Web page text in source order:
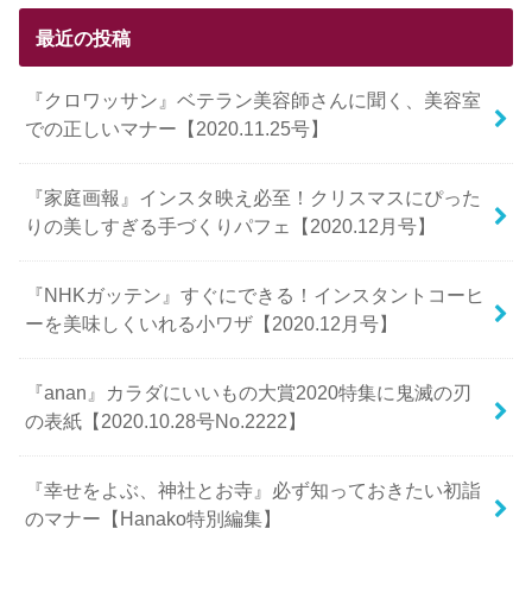
最近の投稿
『クロワッサン』ベテラン美容師さんに聞く、美容室
での正しいマナー【2020.11.25号】
『家庭画報』インスタ映え必至！クリスマスにぴった
りの美しすぎる手づくりパフェ【2020.12月号】
『NHKガッテン』すぐにできる！インスタントコーヒ
ーを美味しくいれる小ワザ【2020.12月号】
『anan』カラダにいいもの大賞2020特集に鬼滅の刃
の表紙【2020.10.28号No.2222】
『幸せをよぶ、神社とお寺』必ず知っておきたい初詣
のマナー【Hanako特別編集】